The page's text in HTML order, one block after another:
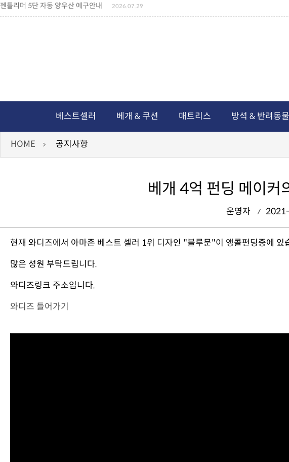
젠틀리머 5단 자동 양우산 예구안내 2026.07.29
젠틀리머 메모리제품 가격인상 안내 2026.07.27
독서쿠션 2차 예구안내 2026.08.04
베스트셀러 베개 & 쿠션 매트리스 방석 & 반려동물
HOME 공지사항
베개 4억 펀딩 메이커
운영자
현재 와디즈에서 아마존 베스트 셀러 1위 디자인 "블루문"이 앵콜펀딩중에 있
많은 성원 부탁드립니다.
와디즈링크 주소입니다.
와디즈 들어가기